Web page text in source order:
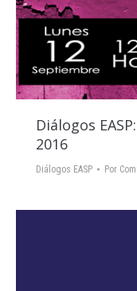
Diálogos
2016
Diálogos EASP Por